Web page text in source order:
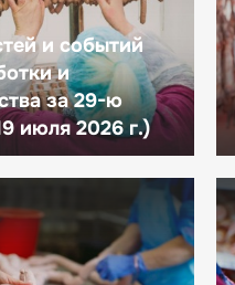
и событий
и
за 29-ю
июля 2026 г.)